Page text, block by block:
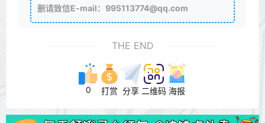
删请致信E-mail：995113774@qq.com
THE END
0 打赏 分享 二维码 海报